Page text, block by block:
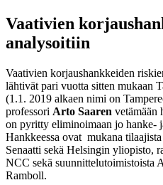
Vaativien
analysoitiin
Vaativien korjaushankkeiden
lähtivät pari vuotta sitten mukaan
(1.1. 2019 alkaen nimi on
professori Arto Saaren vetämään
on pyritty eliminoimaan jo hanke-
Hankkeessa ovat mukana
Senaatti sekä Helsingin yliopisto,
NCC sekä suunnittelutoimistoista
Ramboll.